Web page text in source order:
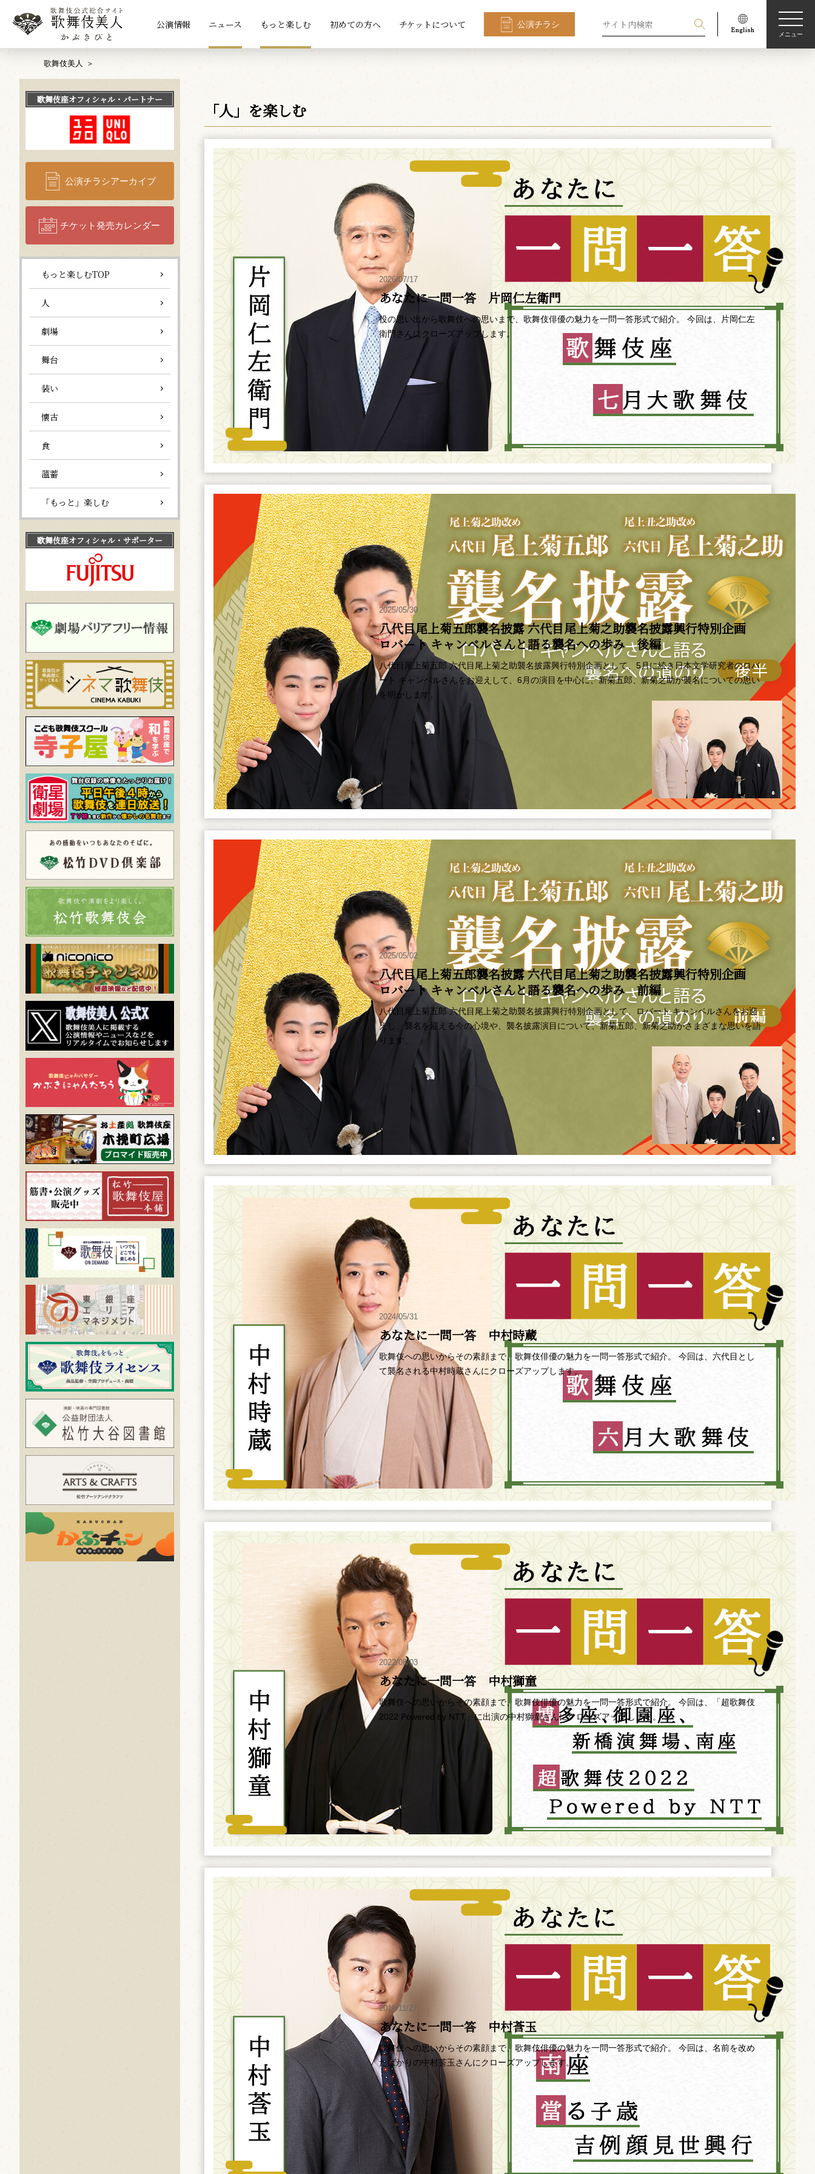
公演情報 ニュース もっと楽しむ 初めての方へ チケットについて 公演チラシ
メニュー
歌舞伎美人
「人」を楽しむ
2026/07/17
あなたに一問一答 片岡仁左衛門
役の思い出から歌舞伎への思いまで、歌舞伎俳優の魅力を一問一答形式で紹介。 今回は、片岡仁左
衛門さんにクローズアップします。
2025/05/30
八代目尾上菊五郎襲名披露 六代目尾上菊之助襲名披露興行特別企画 ――
ロバート キャンベルさんと語る襲名への歩み 後編
八代目尾上菊五郎 六代目尾上菊之助襲名披露興行特別企画として、5月に続き日本文学研究者のロバ
ート キャンベルさんをお迎えして、6月の演目を中心に、新菊五郎、新菊之助が襲名についての思い
を明かします。
2025/05/02
八代目尾上菊五郎襲名披露 六代目尾上菊之助襲名披露興行特別企画 ――
ロバート キャンベルさんと語る襲名への歩み 前編
八代目尾上菊五郎 六代目尾上菊之助襲名披露興行特別企画として、ロバート キャンベルさんをお迎
えし、襲名を迎える今の心境や、襲名披露演目について、新菊五郎、新菊之助がさまざまな思いを語
ります。
2024/05/31
あなたに一問一答 中村時蔵
歌舞伎への思いからその素顔まで、歌舞伎俳優の魅力を一問一答形式で紹介。 今回は、六代目とし
て襲名される中村時蔵さんにクローズアップします。
2022/08/03
あなたに一問一答 中村獅童
歌舞伎への思いからその素顔まで、歌舞伎俳優の魅力を一問一答形式で紹介。 今回は、「超歌舞伎
2022 Powered by NTT」に出演の中村獅童さんにクローズアップします。
2019/11/27
あなたに一問一答 中村莟玉
歌舞伎への思いからその素顔まで、歌舞伎俳優の魅力を一問一答形式で紹介。 今回は、名前を改め
たばかりの中村莟玉さんにクローズアップします。
歌舞伎座オフィシャル・パートナー
公演チラシアーカイブ
チケット発売カレンダー
もっと楽しむTOP
人
劇場
舞台
装い
懐古
食
薀蓄
「もっと」楽しむ
歌舞伎座オフィシャル・サポーター